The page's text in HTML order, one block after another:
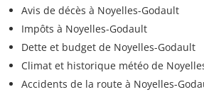
Avis de décès à Noyelles-Godault
Impôts à Noyelles-Godault
Dette et budget de Noyelles-Godault
Climat et historique météo de
Accidents de la route à Noyelles-